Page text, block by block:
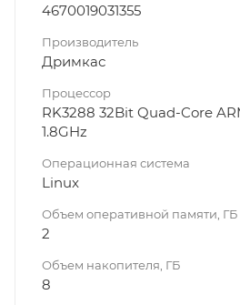
4670019031355
Производитель
Дримкас
Процессор
RK3288 32Bit Quad-Core
1.8GHz
Операционная система
Linux
Объем оперативной памяти, ГБ
2
Объем накопителя, ГБ
8